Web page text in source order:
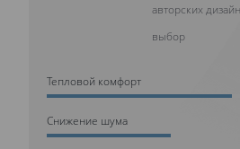
авторских
выбор
Тепловой комфорт
Cнижение шума